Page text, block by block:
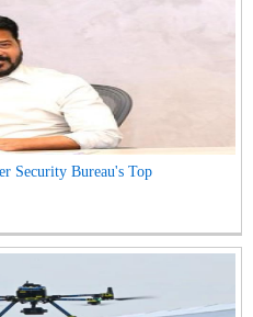
Security Bureau's Top